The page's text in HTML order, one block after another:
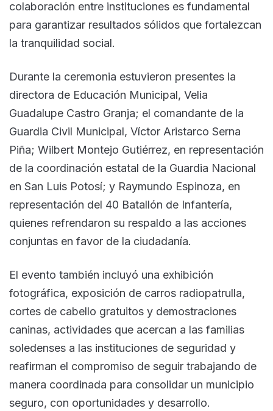
colaboración entre instituciones es fundamental
para garantizar resultados sólidos que fortalezcan
la tranquilidad social.
Durante la ceremonia estuvieron presentes la
directora de Educación Municipal, Velia
Guadalupe Castro Granja; el comandante de la
Guardia Civil Municipal, Víctor Aristarco Serna
Piña; Wilbert Montejo Gutiérrez, en representación
de la coordinación estatal de la Guardia Nacional
en San Luis Potosí; y Raymundo Espinoza, en
representación del 40 Batallón de Infantería,
quienes refrendaron su respaldo a las acciones
conjuntas en favor de la ciudadanía.
El evento también incluyó una exhibición
fotográfica, exposición de carros radiopatrulla,
cortes de cabello gratuitos y demostraciones
caninas, actividades que acercan a las familias
soledenses a las instituciones de seguridad y
reafirman el compromiso de seguir trabajando de
manera coordinada para consolidar un municipio
seguro, con oportunidades y desarrollo.